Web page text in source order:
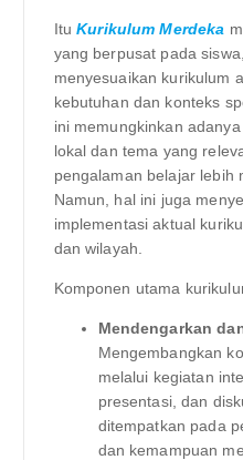
ItuKurikulum Merdeka
yang berpusat pada
menyesuaikan kurikulum
kebutuhan dan konteks
ini memungkinkan
lokal dan tema yang
pengalaman belajar lebih
Namun, hal ini juga
implementasi aktual
dan wilayah.
Komponen utama
Mendengarkan
Mengembangkan
melalui kegiatan
presentasi, dan
ditempatkan pada
dan kemampuan